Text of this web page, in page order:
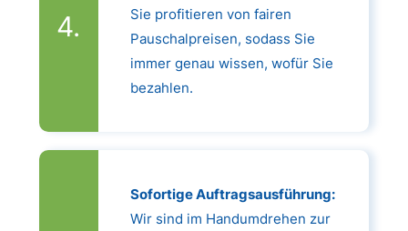
Sie profitieren von fairen
Pauschalpreisen, sodass Sie
immer genau wissen, wofür Sie
bezahlen.
Sofortige Auftragsausführung:
Wir sind im Handumdrehen zur